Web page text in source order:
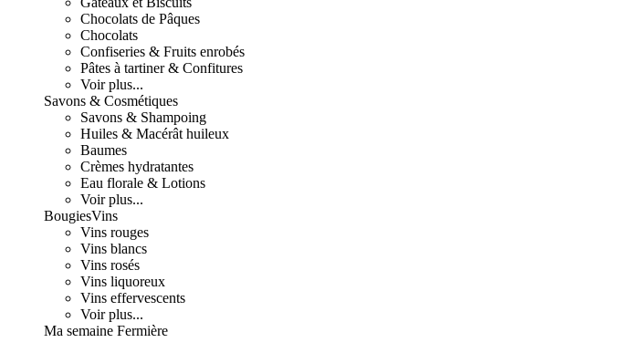
Chocolats de Pâques
Chocolats
Confiseries & Fruits enrobés
Pâtes à tartiner & Confitures
Voir plus...
Savons & Cosmétiques
Savons & Shampoing
Huiles & Macérât huileux
Baumes
Crèmes hydratantes
Eau florale & Lotions
Voir plus...
BougiesVins
Vins rouges
Vins blancs
Vins rosés
Vins liquoreux
Vins effervescents
Voir plus...
Ma semaine Fermière